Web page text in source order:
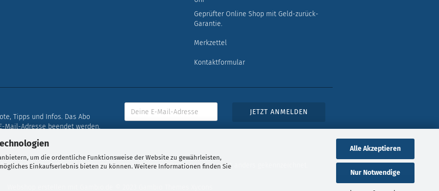
um die ordentliche Funktionsweise der Website zu gewährleisten,
Einkaufserlebnis bieten zu können. Weitere Informationen finden Sie
Alle Akzeptieren
Nur Notwendige
Geprüfter Online Shop mit Geld-zurück-
Garantie.
Merkzettel
Kontaktformular
Tipps und Infos. Das Abo
Mail-Adresse beendet werden.
der gesetzlichen Mehrwertsteuer, zzgl.Versandkostensoweit nicht anders gekennzeichnet.